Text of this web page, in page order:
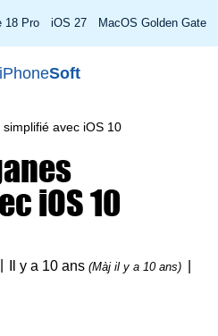
18 Pro iOS 27 MacOS Golden Gate
iPhoneSoft
avec iOS 10
iOS 10
Il y a 10 ans(Màj il y a 10 ans)